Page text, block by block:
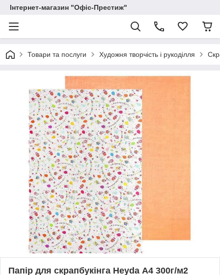
Інтернет-магазин "Офіс-Престиж"
Товари та послуги Художня творчість і рукоділля
Папір для скрапбукінга Heyda А4 300г/м2